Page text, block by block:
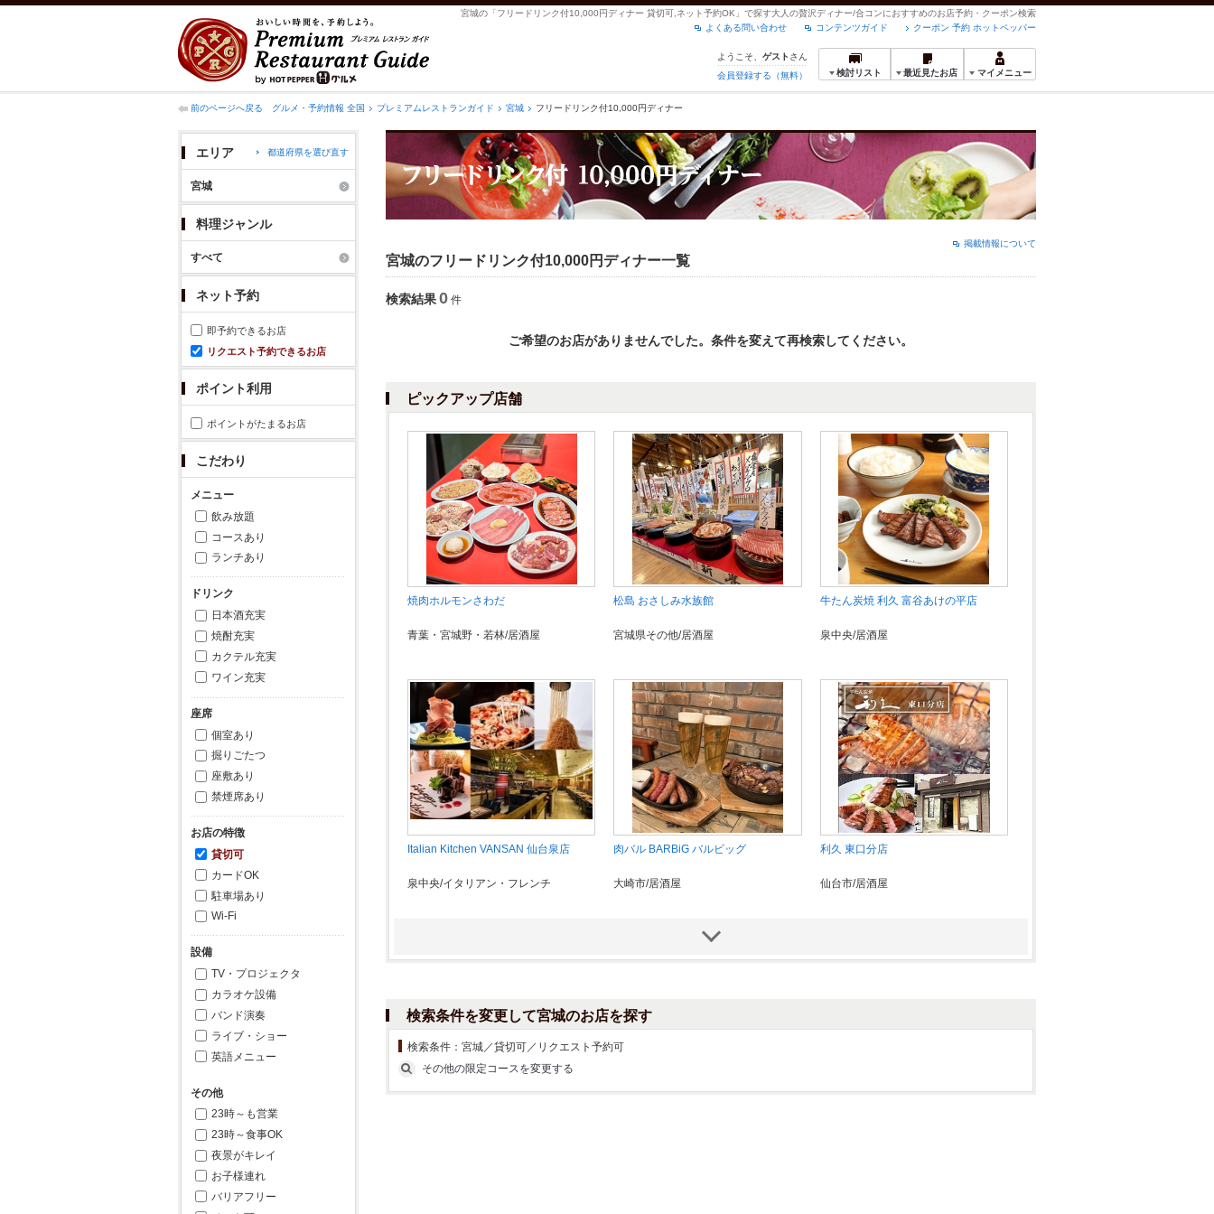
宮城の「フリードリンク付10,000円ディナー 貸切可,ネット予約OK」で探す大人の贅沢ディナー/合コンにおすすめのお店予約・クーポン検索
クーポン 予約 ホットペッパー
コンテンツガイド
よくある問い合わせ
ようこそ、 ゲスト さん
会員登録する（無料）
検討リスト 最近見たお店 マイメニュー
前のページへ戻る グルメ・予約情報 全国 プレミアムレストランガイド 宮城 フリードリンク付10,000円ディナー
エリア 都道府県を選び直す
宮城
料理ジャンル
すべて
ネット予約
即予約できるお店
リクエスト予約できるお店
ポイント利用
ポイントがたまるお店
こだわり
メニュー
飲み放題
コースあり
ランチあり
ドリンク
日本酒充実
焼酎充実
カクテル充実
ワイン充実
座席
個室あり
掘りごたつ
座敷あり
禁煙席あり
お店の特徴
貸切可
カードOK
駐車場あり
Wi-Fi
設備
TV・プロジェクタ
カラオケ設備
バンド演奏
ライブ・ショー
英語メニュー
その他
23時～も営業
23時～食事OK
夜景がキレイ
お子様連れ
バリアフリー
掲載情報について
宮城のフリードリンク付10,000円ディナー一覧
検索結果0 件
ご希望のお店がありませんでした。条件を変えて再検索してください。
ピックアップ店舗
焼肉ホルモンさわだ
青葉・宮城野・若林/居酒屋
松島 おさしみ水族館
宮城県その他/居酒屋
牛たん炭焼 利久 富谷あけの平店
泉中央/居酒屋
Italian Kitchen VANSAN 仙台泉店
泉中央/イタリアン・フレンチ
肉バル BARBiG バルビッグ
大崎市/居酒屋
利久 東口分店
仙台市/居酒屋
検索条件を変更して宮城のお店を探す
検索条件： 宮城／貸切可／リクエスト予約可
その他の限定コースを変更する